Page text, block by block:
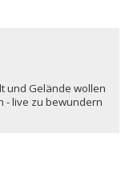
und Gelände wollen
- live zu bewundern